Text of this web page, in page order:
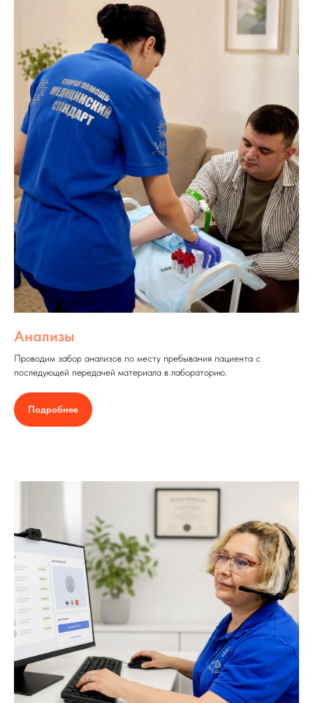
Анализы
Проводим забор анализов по месту пребывания пациента с
последующей передачей материала в лабораторию.
Подробнее